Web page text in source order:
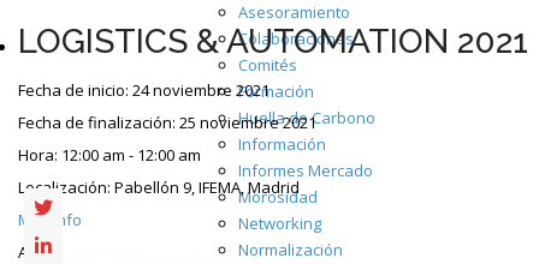
Asesoramiento
Colaboraciones
Comités
Formación
Huella de Carbono
Información
Informes Mercado
Morosidad
Networking
Normalización
LOGISTICS & AUTOMATION 2021
Fecha de inicio: 24 noviembre 2021
Fecha de finalización: 25 noviembre 2021
Hora: 12:00 am - 12:00 am
Localización: Pabellón 9, IFEMA, Madrid
Más info
AECE